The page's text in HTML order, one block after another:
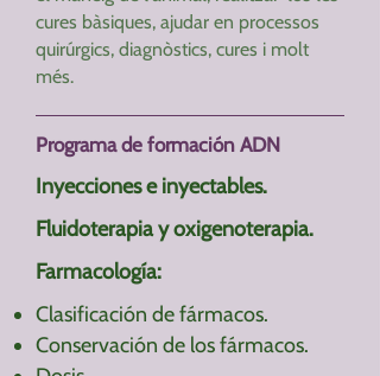
cures bàsiques, ajudar en processos
quirúrgics, diagnòstics, cures i molt
més.
Programa de formación ADN
Inyecciones e inyectables.
Fluidoterapia y oxigenoterapia.
Farmacología:
Clasificación de fármacos.
Conservación de los fármacos.